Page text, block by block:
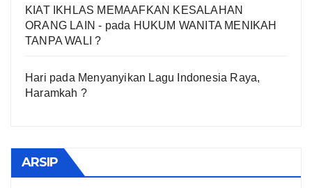
KIAT IKHLAS MEMAAFKAN KESALAHAN
ORANG LAIN - pada HUKUM WANITA MENIKAH
TANPA WALI ?
Hari pada Menyanyikan Lagu Indonesia Raya,
Haramkah ?
ARSIP